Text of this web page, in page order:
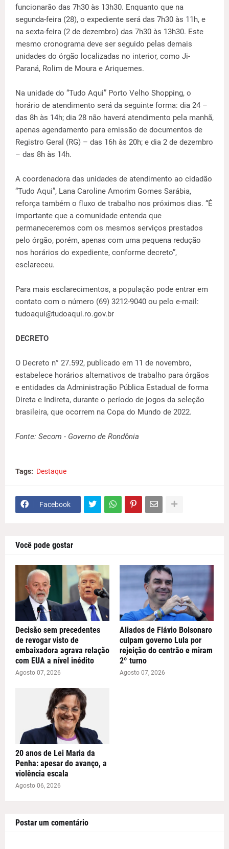
funcionarão das 7h30 às 13h30. Enquanto que na
segunda-feira (28), o expediente será das 7h30 às 11h, e
na sexta-feira (2 de dezembro) das 7h30 às 13h30. Este
mesmo cronograma deve ser seguido pelas demais
unidades do órgão localizadas no interior, como Ji-
Paraná, Rolim de Moura e Ariquemes.
Na unidade do “Tudo Aqui” Porto Velho Shopping, o
horário de atendimento será da seguinte forma: dia 24 –
das 8h às 14h; dia 28 não haverá atendimento pela manhã,
apenas agendamento para emissão de documentos de
Registro Geral (RG) – das 16h às 20h; e dia 2 de dezembro
– das 8h às 14h.
A coordenadora das unidades de atendimento ao cidadão
“Tudo Aqui”, Lana Caroline Amorim Gomes Sarábia,
reforça também o fluxo de trabalho nos próximos dias. “É
importante que a comunidade entenda que
permaneceremos com os mesmos serviços prestados
pelo órgão, porém, apenas com uma pequena redução
nos horários do expediente, conforme decreto”,
esclareceu.
Para mais esclarecimentos, a população pode entrar em
contato com o número (69) 3212-9040 ou pelo e-mail:
tudoaqui@tudoaqui.ro.gov.br
DECRETO
O Decreto n° 27.592, publicado em 11 de novembro,
estabelece horários alternativos de trabalho para órgãos
e entidades da Administração Pública Estadual de forma
Direta e Indireta, durante o período de jogos da seleção
brasileira, que ocorrem na Copa do Mundo de 2022.
Fonte: Secom - Governo de Rondônia
Tags: Destaque
Facebook
Você pode gostar
Decisão sem precedentes
de revogar visto de
embaixadora agrava relação
com EUA a nível inédito
Agosto 07, 2026
Aliados de Flávio Bolsonaro
culpam governo Lula por
rejeição do centrão e miram
2º turno
Agosto 07, 2026
20 anos de Lei Maria da
Penha: apesar do avanço, a
violência escala
Agosto 06, 2026
Postar um comentário